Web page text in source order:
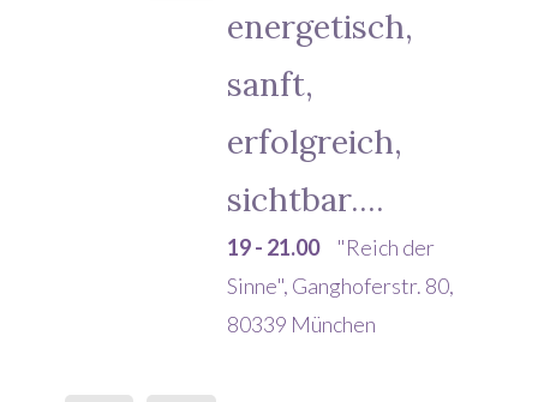
energetisch,
sanft,
erfolgreich,
sichtbar....
19 - 21.00
"Reich der
Sinne", Ganghoferstr. 80,
80339 München